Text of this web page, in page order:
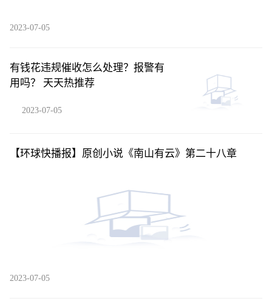
2023-07-05
有钱花违规催收怎么处理？报警有
用吗？ 天天热推荐
2023-07-05
【环球快播报】原创小说《南山有云》第二十八章
2023-07-05